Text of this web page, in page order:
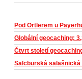
Pod Ortlerem u
Globální geocaching:
Čtvrt století
Salcburská salašnická